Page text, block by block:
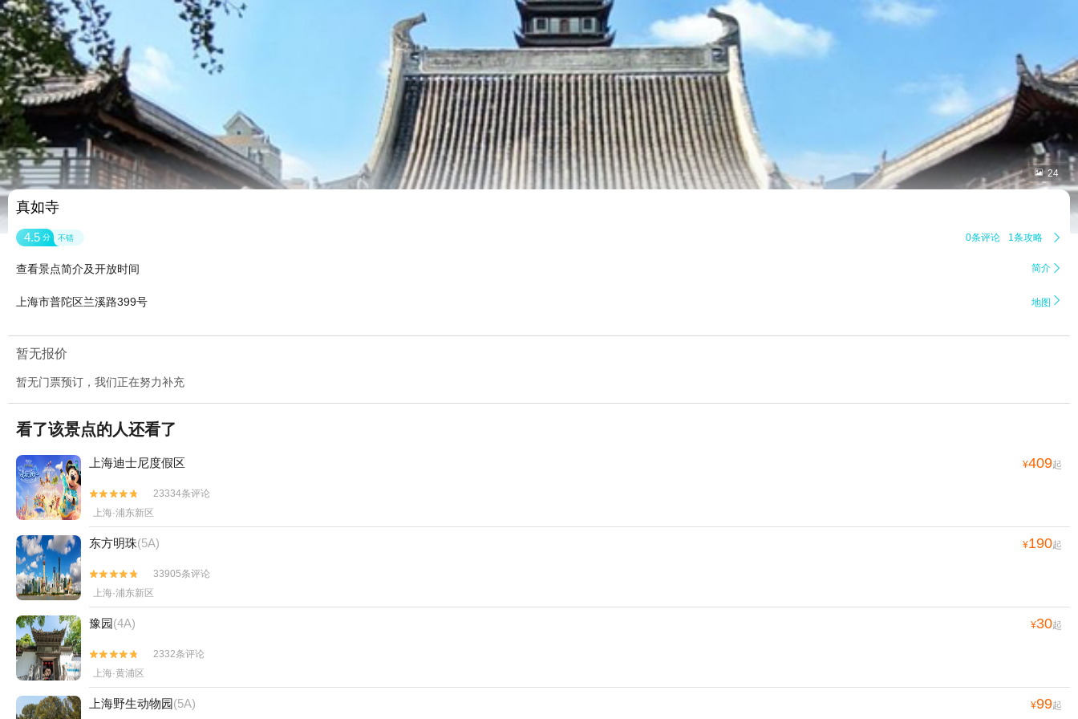
 24
真如寺
4.5 分 不错 0条评论 1条攻略 
查看景点简介及开放时间 简介 
上海市普陀区兰溪路399号 地图 
暂无报价
暂无门票预订，我们正在努力补充
看了该景点的人还看了
上海迪士尼度假区 ¥409起


23334条评论
上海·浦东新区
东方明珠(5A) ¥190起


33905条评论
上海·浦东新区
豫园(4A) ¥30起


2332条评论
上海·黄浦区
上海野生动物园(5A) ¥99起